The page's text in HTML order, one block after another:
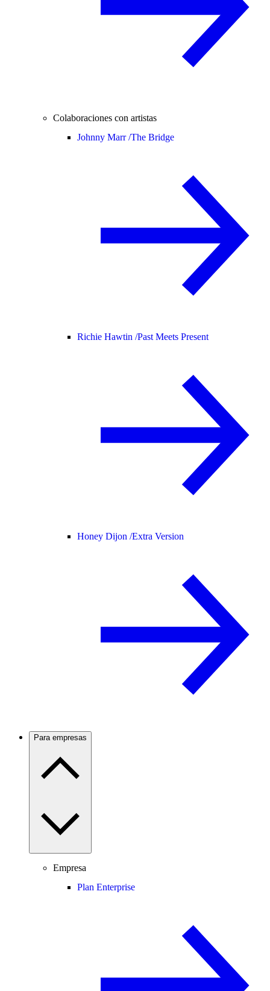
Colaboraciones con artistas
Johnny Marr /The Bridge
Richie Hawtin /Past Meets Present
Honey Dijon /Extra Version
Para empresas
Empresa
Plan Enterprise